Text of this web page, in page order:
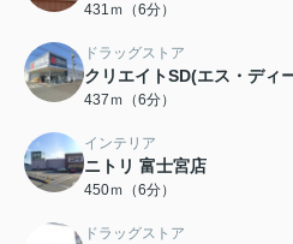
431ｍ（6分）
ドラッグストア
クリエイトSD(エス・ディ
437ｍ（6分）
インテリア
ニトリ 富士宮店
450ｍ（6分）
ドラッグストア